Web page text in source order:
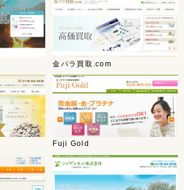
金パラ買取.com
Fuji Gold